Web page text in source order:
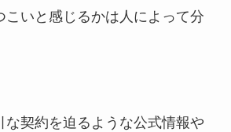
こいと感じるかは人によって分
な契約を迫るような公式情報や